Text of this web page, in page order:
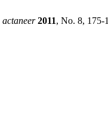
actaneer 2011, No. 8, 175-